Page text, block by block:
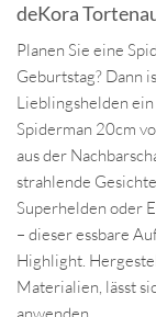
deKora
Planen Sie eine
Geburtstag? Dann
Lieblingshelden
Spiderman 20cm
aus der
strahlende
Superhelden oder
– dieser essbare
Highlight.
Materialien, lässt
anwenden.